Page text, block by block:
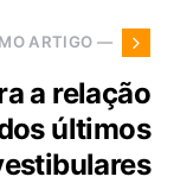
ARTIGO —
a relação
últimos